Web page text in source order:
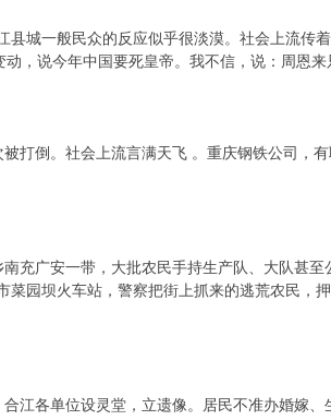
城一般民众的反应似乎很淡漠。社会上流传
，说今年中国要死皇帝。我不信，说：周恩来
倒。社会上流言满天飞 。重庆钢铁公司，有
广安一带，大批农民手持生产队、大队甚至
菜园坝火车站，警察把街上抓来的逃荒农民，
各单位设灵堂，立遗像。居民不准办婚嫁、